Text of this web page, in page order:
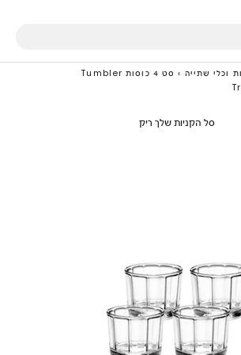
וכלי שתייה ›
סט 4 כוסות Tumbler
סל הקניות שלך ריק